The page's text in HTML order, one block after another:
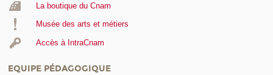
La boutique du Cnam
Musée des arts et métiers
Accès à IntraCnam
EQUIPE PÉDAGOGIQUE